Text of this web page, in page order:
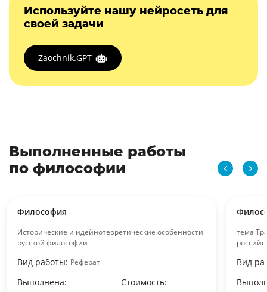
Используйте нашу нейросеть для
своей задачи
Zaochnik.GPT
Выполненные работы
по философии
Философия
Исторические и идейнотеоретические особенности
русской философии
Вид работы: Реферат
Выполнена: Стоимость:
тема
Вид